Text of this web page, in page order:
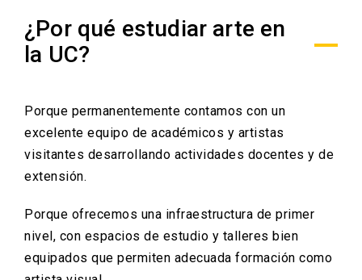
¿Por qué estudiar arte en
la UC?
Porque permanentemente contamos con un
excelente equipo de académicos y artistas
visitantes desarrollando actividades docentes y de
extensión.
Porque ofrecemos una infraestructura de primer
nivel, con espacios de estudio y talleres bien
equipados que permiten adecuada formación como